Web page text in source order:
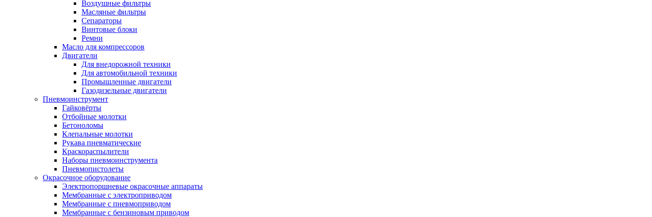
Воздушные фильтры
Масляные фильтры
Сепараторы
Винтовые блоки
Ремни
Масло для компрессоров
Двигатели
Для внедорожной техники
Для автомобильной техники
Промышленные двигатели
Газодизельные двигатели
Пневмоинструмент
Гайковёрты
Отбойные молотки
Бетоноломы
Клепальные молотки
Рукава пневматические
Краскораспылители
Наборы пневмоинструмента
Пневмопистолеты
Окрасочное оборудование
Электропоршневые окрасочные аппараты
Мембранные с электроприводом
Мембранные с пневмоприводом
Мембранные с бензиновым приводом